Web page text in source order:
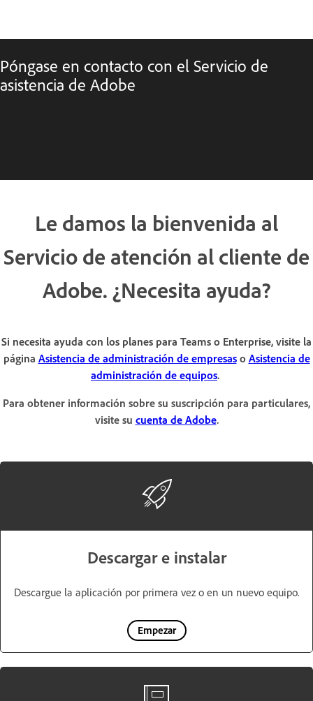
Póngase en contacto con el Servicio de
asistencia de Adobe
Le damos la bienvenida al
Servicio de atención al cliente de
Adobe. ¿Necesita ayuda?
Si necesita ayuda con los planes para Teams o Enterprise, visite la
página Asistencia de administración de empresaso Asistencia de
administración de equipos.
Para obtener información sobre su suscripción para particulares,
visite su cuenta de Adobe.
Descargar e instalar
Descargue la aplicación por primera vez o en un nuevo equipo.
Empezar